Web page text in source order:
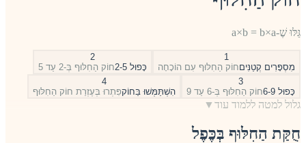
גַּלּוּ שֶׁ-a×b = b×a
1
מִסְפָּרִים קְטַנִּיםחוֹק הַחִלּוּף עִם הוֹכָחָה
2
כָּפוּל 2-5
חוֹק הַחִלּוּף בְּ-2 עַד 5
3
כָּפוּל 6-9
חוֹק הַחִלּוּף בְּ-6 עַד 9
4
הִשְׁתַּמְּשׁוּ בַּחוֹקפִּתְרוּ בְּעֶזְרַת חוֹק הַחִלּוּף
גלול למטה ללמוד עוד ▼
חֻקַּת הַחִלּוּף בְּכֶּפֶל